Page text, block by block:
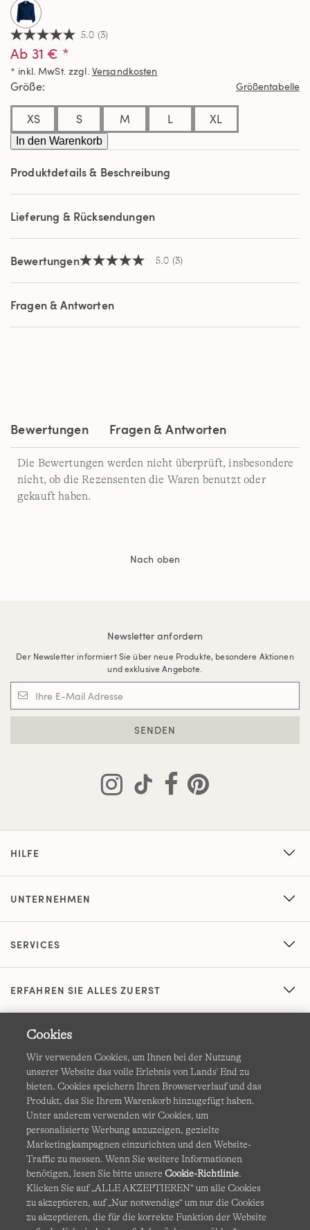
5.0
von
5
Sternen,
Durchschnittswert
Bewertung.
Read
3
Reviews.
Link
derselben
5.0 (3)
Ab 31 € *
* inkl. MwSt. zzgl. Versandkosten
Größe Größentabelle
XS S M L XL
In den Warenkorb
Produktdetails & Beschreibung
Lieferung & Rücksendungen
Bewertungen5.0
5
Sternen,
Durchschnittswert
Bewertung.
5.0 (3)
Fragen & Antworten
Bewertungen Fragen & Antworten
Die Bewertungen werden nicht überprüft, insbesondere
nicht, ob die Rezensenten die Waren benutzt oder
gekauft haben.
Nach oben
Newsletter anfordern
Der Newsletter informiert Sie über neue Produkte, besondere Aktionen
und exklusive Angebote.
SENDEN
HILFE
UNTERNEHMEN
SERVICES
ERFAHREN SIE ALLES ZUERST
AGB Datenschutz & Sicherheit
Cookies Ich möchte auswählen Barrierefreiheit
Site Map Internationale Websites
Diese Website ist durch reCAPTCHA geschützt. Es gelten die
Datenschutzerklärung undNutzungsbedingungenvon
Cookies
Wir verwenden Cookies, um Ihnen bei der Nutzung
unserer Website das volle Erlebnis von Lands' End zu
bieten. Cookies speichern Ihren Browserverlauf und das
Produkt, das Sie Ihrem Warenkorb hinzugefügt haben.
Unter anderem verwenden wir Cookies, um
personalisierte Werbung anzuzeigen, gezielte
Marketingkampagnen einzurichten und den Website-
Traffic zu messen. Wenn Sie weitere Informationen
benötigen, lesen Sie bitte unsereCookie-Richtlinie.
Klicken Sie auf „ALLE AKZEPTIEREN“ um alle Cookies
zu akzeptieren, auf „Nur notwendige“ um nur die Cookies
zu akzeptieren, die für die korrekte Funktion der Website